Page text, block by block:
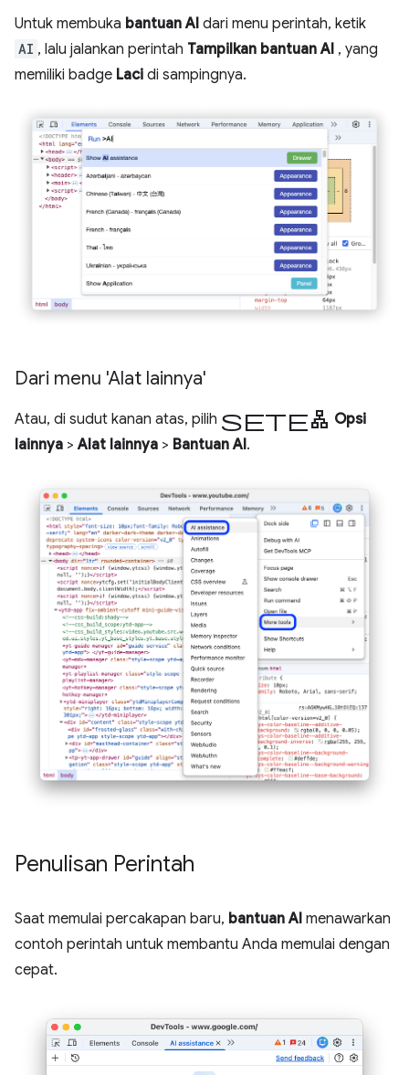
Untuk membuka bantuan AI dari menu perintah, ketik
AI , lalu jalankan perintah Tampilkan bantuan AI , yang
memiliki badge Laci di sampingnya.
Dari menu 'Alat lainnya'
Atau, di sudut kanan atas, pilih setelan Opsi
lainnya >Alat lainnya > Bantuan AI.
Penulisan Perintah
Saat memulai percakapan baru, bantuan AI menawarkan
contoh perintah untuk membantu Anda memulai dengan
cepat.